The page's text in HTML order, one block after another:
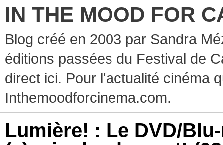
IN THE MOOD FOR
Blog créé en 2003 par Sandra
éditions passées du Festival de
direct ici. Pour l'actualité cinéma
Inthemoodforcinema.com.
Lumière! : Le DVD/